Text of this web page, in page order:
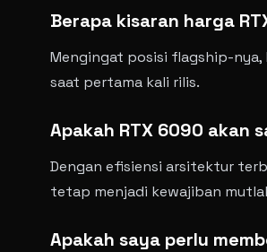
Berapa kisaran harga
Mengingat posisi flagship-nya,
saat pertama kali rilis.
Apakah RTX 6090 akan
Dengan efisiensi arsitektur
tetap menjadi kewajiban
Apakah saya perlu